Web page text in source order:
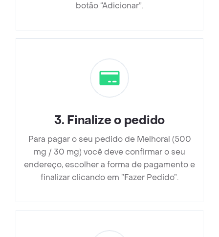
botão “Adicionar”.
3. Finalize o pedido
Para pagar o seu pedido de Melhoral (500
mg / 30 mg) você deve confirmar o seu
endereço, escolher a forma de pagamento e
finalizar clicando em ”Fazer Pedido”.